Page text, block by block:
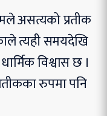
असत्यको प्रतीक
त्यही समयदेखि
विश्वास छ ।
रुपमा पनि